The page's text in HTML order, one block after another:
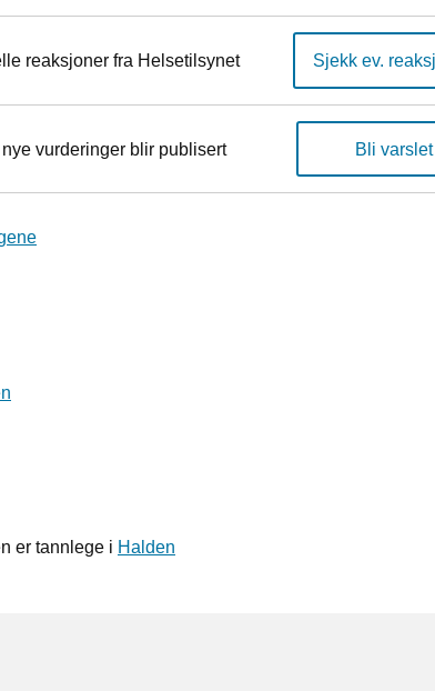
reaksjoner fra Helsetilsynet Sjekk ev.
vurderinger blir publisert Bli varslet
er tannlege i Halden